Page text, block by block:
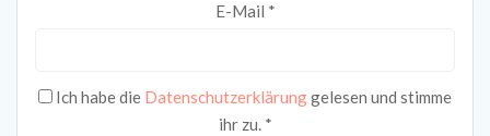
E-Mail *
Ich habe die Datenschutzerklärunggelesen und stimme
ihr zu. *